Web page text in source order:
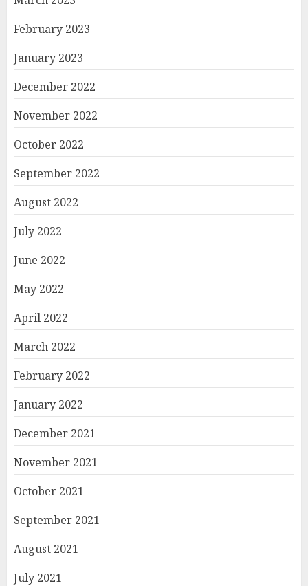
February 2023
January 2023
December 2022
November 2022
October 2022
September 2022
August 2022
July 2022
June 2022
May 2022
April 2022
March 2022
February 2022
January 2022
December 2021
November 2021
October 2021
September 2021
August 2021
July 2021